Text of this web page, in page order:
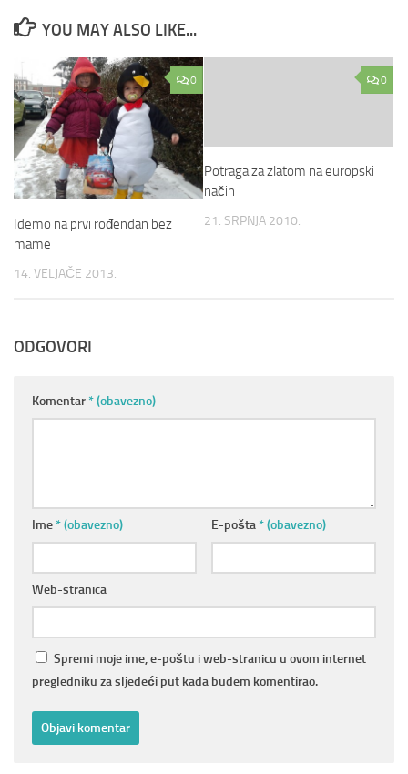
YOU MAY ALSO LIKE...
0
Idemo na prvi rođendan bez
mame
14. VELJAČE 2013.
0
Potraga za zlatom na europski
način
21. SRPNJA 2010.
ODGOVORI
Komentar* (obavezno)
Ime* (obavezno) E-pošta* (obavezno)
Web-stranica
Spremi moje ime, e-poštu i web-stranicu u ovom internet
pregledniku za sljedeći put kada budem komentirao.